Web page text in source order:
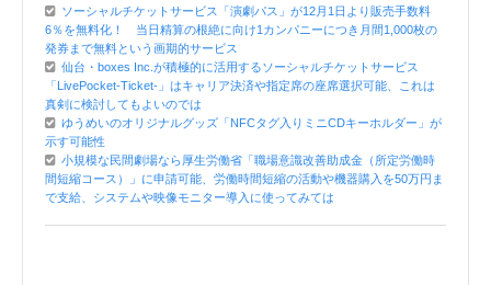
ソーシャルチケットサービス「演劇パス」が12月1日より販売手数料
6％を無料化！ 当日精算の根絶に向け1カンパニーにつき月間1,000枚の
発券まで無料という画期的サービス
仙台・boxes Inc.が積極的に活用するソーシャルチケットサービス
「LivePocket-Ticket-」はキャリア決済や指定席の座席選択可能、これは
真剣に検討してもよいのでは
ゆうめいのオリジナルグッズ「NFCタグ入りミニCDキーホルダー」が
示す可能性
小規模な民間劇場なら厚生労働省「職場意識改善助成金（所定労働時
間短縮コース）」に申請可能、労働時間短縮の活動や機器購入を50万円ま
で支給、システムや映像モニター導入に使ってみては